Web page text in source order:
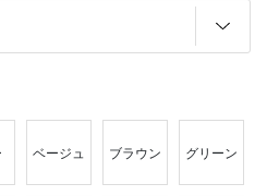
ベージュ ブラウン グリーン